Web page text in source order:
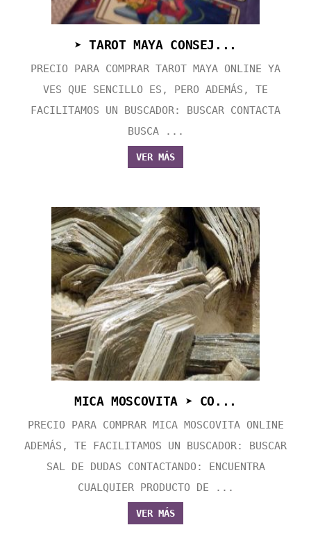
➤ TAROT MAYA CONSEJ...
PRECIO PARA COMPRAR TAROT MAYA ONLINE YA
VES QUE SENCILLO ES, PERO ADEMÁS, TE
FACILITAMOS UN BUSCADOR: BUSCAR CONTACTA
BUSCA ...
VER MÁS
MICA MOSCOVITA ➤ CO...
PRECIO PARA COMPRAR MICA MOSCOVITA ONLINE
ADEMÁS, TE FACILITAMOS UN BUSCADOR: BUSCAR
SAL DE DUDAS CONTACTANDO: ENCUENTRA
CUALQUIER PRODUCTO DE ...
VER MÁS